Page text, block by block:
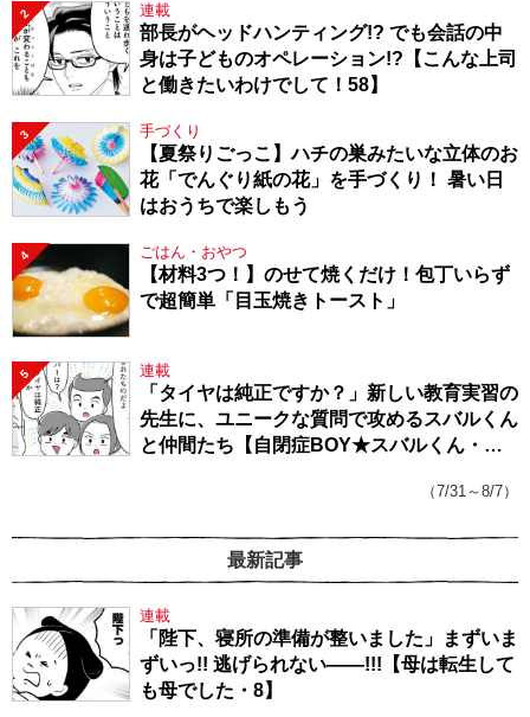
2 連載
部長がヘッドハンティング!? でも会話の中
身は子どものオペレーション!?【こんな上司
と働きたいわけでして！58】
3 手づくり
【夏祭りごっこ】ハチの巣みたいな立体のお
花「でんぐり紙の花」を手づくり！ 暑い日
はおうちで楽しもう
4 ごはん・おやつ
【材料3つ！】のせて焼くだけ！包丁いらず
で超簡単「目玉焼きトースト」
5 連載
「タイヤは純正ですか？」新しい教育実習の
先生に、ユニークな質問で攻めるスバルくん
と仲間たち【自閉症BOY★スバルくん・
（7/31～8/7）
最新記事
連載
「陛下、寝所の準備が整いました」まずいま
ずいっ!! 逃げられない――!!!【母は転生して
も母でした・8】